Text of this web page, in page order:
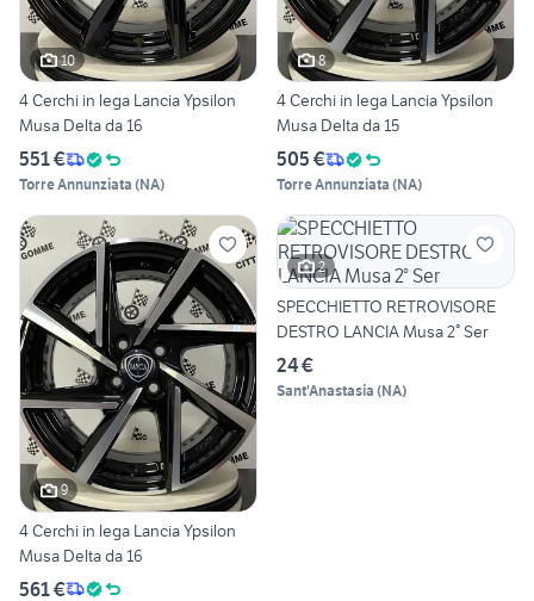
10
4 Cerchi in lega Lancia Ypsilon
Musa Delta da 16
551 €
Torre Annunziata (NA)
8
4 Cerchi in lega Lancia Ypsilon
Musa Delta da 15
505 €
Torre Annunziata (NA)
9
4 Cerchi in lega Lancia Ypsilon
Musa Delta da 16
561 €
2
SPECCHIETTO RETROVISORE
DESTRO LANCIA Musa 2° Ser
24 €
Sant'Anastasia (NA)